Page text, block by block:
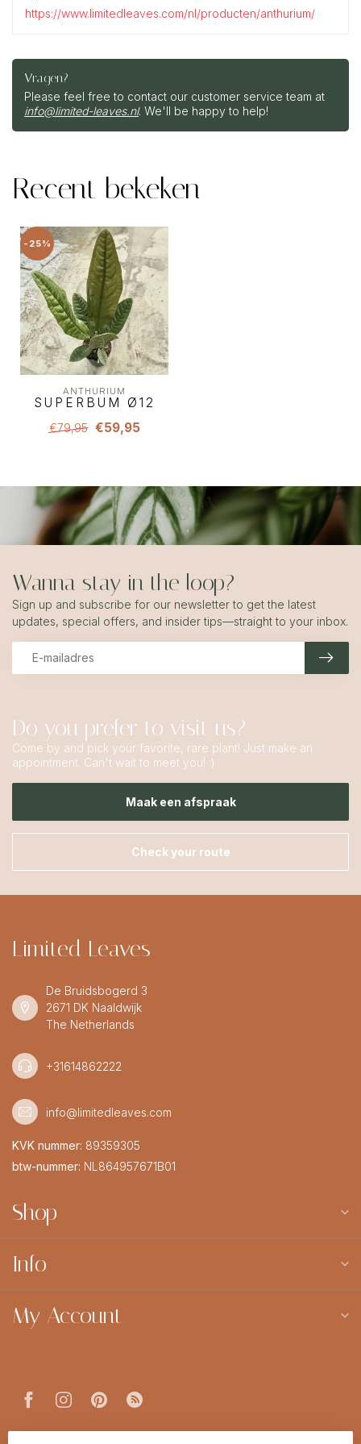
https://www.limitedleaves.com/nl/producten/anthurium/
Vragen?
Please feel free to contact our customer service team at
info@limited-leaves.nl. We'll be happy to help!
Recent bekeken
-25%
ANTHURIUM
SUPERBUM Ø12
€79,95 €59,95
Do you prefer to visit us?
Come by and pick your favorite, rare plant! Just make an
appointment. Can't wait to meet you! :)
Maak een afspraak
Check your route
Wanna stay in the loop?
Sign up and subscribe for our newsletter to get the latest
updates, special offers, and insider tips—straight to your inbox.
Limited Leaves
De Bruidsbogerd 3
2671 DK Naaldwijk
The Netherlands
+31614862222
info@limitedleaves.com
KVK nummer: 89359305
btw-nummer: NL864957671B01
Shop
Info
My Account